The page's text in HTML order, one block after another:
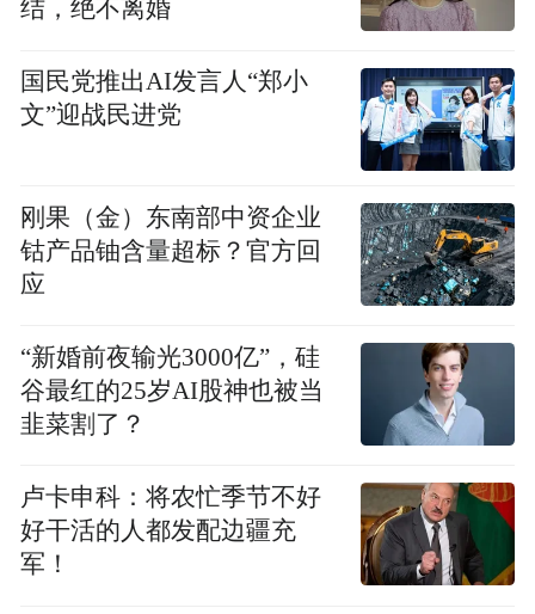
12日16时，夷陵三峡位居全国气温榜第3
湖北网友不禁感慨：再热就不礼貌了！
好消息来了！就在明天，湖北高温红色预警
来几日降水将会增多。
12日15时20分，湖北省气象台发布高温黄色
山地区、宜昌高山地区、黄冈东部外，全省
大部分地区最高气温将超过35℃，其中十
堰、宜昌东部、荆州、荆门、仙桃、孝感、
结，绝不离婚
国民党推出AI发言人“郑小
文”迎战民进党
刚果（金）东南部中资企业
钴产品铀含量超标？官方回
应
“新婚前夜输光3000亿”，硅
谷最红的25岁AI股神也被当
韭菜割了？
卢卡申科：将农忙季节不好
好干活的人都发配边疆充
军！